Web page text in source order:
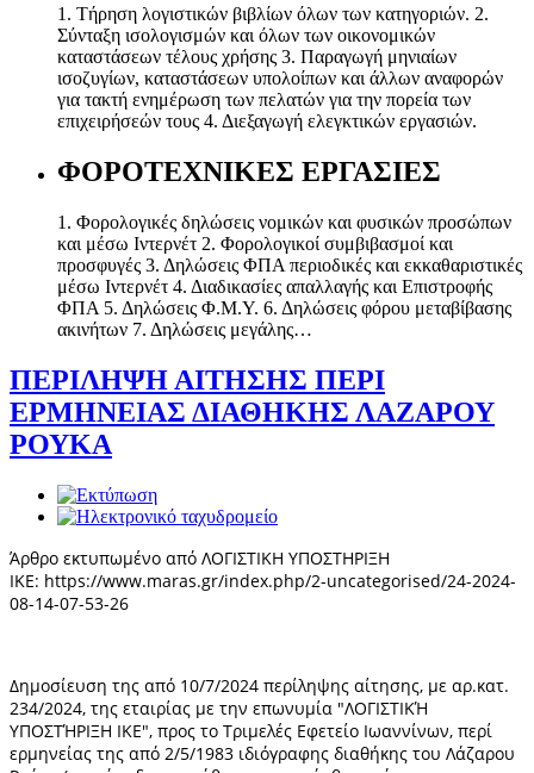
1. Τήρηση λογιστικών βιβλίων όλων των κατηγοριών. 2.
Σύνταξη ισολογισμών και όλων των οικονομικών
καταστάσεων τέλους χρήσης 3. Παραγωγή μηνιαίων
ισοζυγίων, καταστάσεων υπολοίπων και άλλων αναφορών
για τακτή ενημέρωση των πελατών για την πορεία των
επιχειρήσεών τους 4. Διεξαγωγή ελεγκτικών εργασιών.
ΦΟΡΟΤΕΧΝΙΚΕΣ ΕΡΓΑΣΙΕΣ
1. Φορολογικές δηλώσεις νομικών και φυσικών προσώπων
και μέσω Ιντερνέτ 2. Φορολογικοί συμβιβασμοί και
προσφυγές 3. Δηλώσεις ΦΠΑ περιοδικές και εκκαθαριστικές
μέσω Ιντερνέτ 4. Διαδικασίες απαλλαγής και Επιστροφής
ΦΠΑ 5. Δηλώσεις Φ.Μ.Υ. 6. Δηλώσεις φόρου μεταβίβασης
ακινήτων 7. Δηλώσεις μεγάλης…
ΠΕΡΙΛΗΨΗ ΑΙΤΗΣΗΣ ΠΕΡΙ
ΕΡΜΗΝΕΙΑΣ ΔΙΑΘΗΚΗΣ ΛΑΖΑΡΟΥ
ΡΟΥΚΑ
Άρθρο εκτυπωμένο από ΛΟΓΙΣΤΙΚΗ ΥΠΟΣΤΗΡΙΞΗ
ΙΚΕ: https://www.maras.gr/index.php/2-uncategorised/24-2024-
08-14-07-53-26
Δημοσίευση της από 10/7/2024 περίληψης αίτησης, με αρ.κατ.
234/2024, της εταιρίας με την επωνυμία "ΛΟΓΙΣΤΙΚΉ
ΥΠΟΣΤΉΡΙΞΗ ΙΚΕ", προς το Τριμελές Εφετείο Ιωαννίνων, περί
ερμηνείας της από 2/5/1983 ιδιόγραφης διαθήκης του Λάζαρου